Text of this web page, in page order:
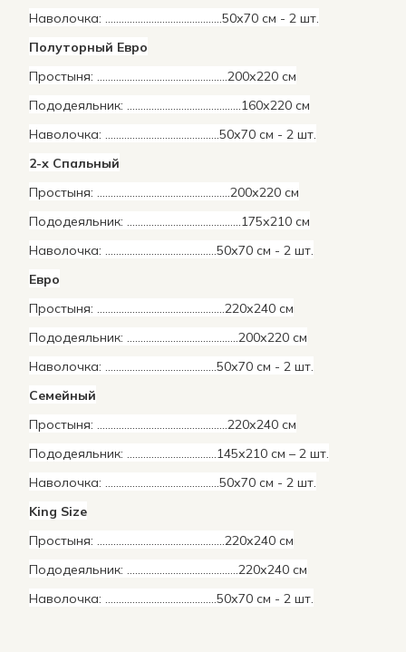
Наволочка: …………………………………….50х70 см - 2 шт.
Полуторный Евро
Простыня: ……………………………………..….200х220 см
Пододеяльник: ……………………………….…..160х220 см
Наволочка: …………………………………...50х70 см - 2 шт.
2-х Спальный
Простыня: …………………...…………………….200х220 см
Пододеяльник: …………………………………...175х210 см
Наволочка: …………………………………..50х70 см - 2 шт.
Евро
Простыня: ………………………………………..220х240 см
Пододеяльник: …………………………………..200х220 см
Наволочка: …………………………………..50х70 см - 2 шт.
Семейный
Простыня: ………………………………………...220х240 см
Пододеяльник: …………………………...145х210 см – 2 шт.
Наволочка: ……………………………….…..50х70 см - 2 шт.
King Size
Простыня: ………………………………………..220х240 см
Пододеяльник: …………………………………..220х240 см
Наволочка: …………………………………..50х70 см - 2 шт.